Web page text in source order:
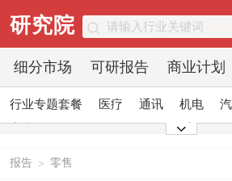
研究院
细分市场 可研报告 商业计划
行业专题套餐 医疗 通讯 机电
酒店
报告 > 零售